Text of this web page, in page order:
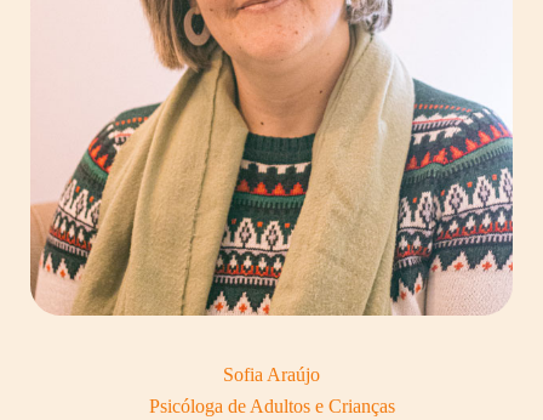
Sofia Araújo
Psicóloga de Adultos e Crianças